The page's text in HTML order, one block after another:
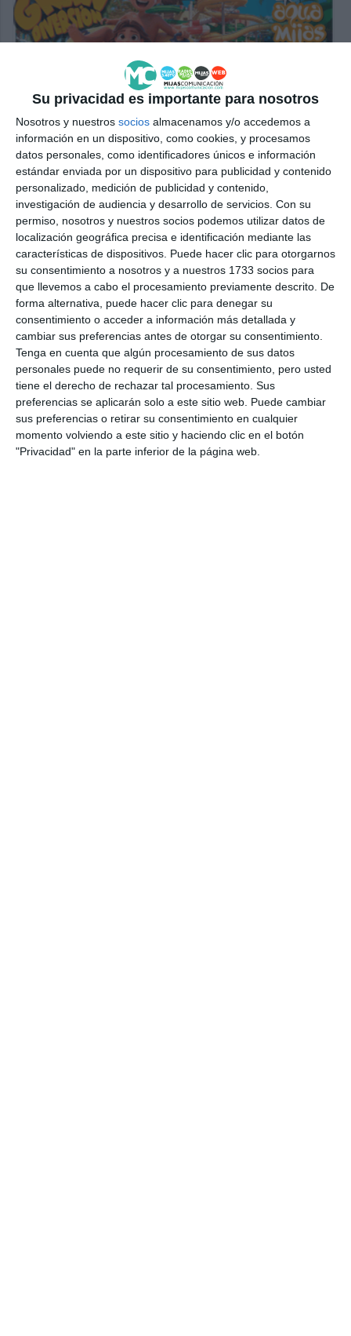
Su privacidad es importante para nosotros
Nosotros y nuestros socios almacenamos y/o accedemos a
información en un dispositivo, como cookies, y procesamos
datos personales, como identificadores únicos e información
estándar enviada por un dispositivo para publicidad y contenido
personalizado, medición de publicidad y contenido,
investigación de audiencia y desarrollo de servicios. Con su
permiso, nosotros y nuestros socios podemos utilizar datos de
localización geográfica precisa e identificación mediante las
características de dispositivos. Puede hacer clic para otorgarnos
su consentimiento a nosotros y a nuestros 1733 socios para
que llevemos a cabo el procesamiento previamente descrito. De
forma alternativa, puede hacer clic para denegar su
consentimiento o acceder a información más detallada y
cambiar sus preferencias antes de otorgar su consentimiento.
Tenga en cuenta que algún procesamiento de sus datos
personales puede no requerir de su consentimiento, pero usted
tiene el derecho de rechazar tal procesamiento. Sus
preferencias se aplicarán solo a este sitio web. Puede cambiar
sus preferencias o retirar su consentimiento en cualquier
momento volviendo a este sitio y haciendo clic en el botón
"Privacidad" en la parte inferior de la página web.